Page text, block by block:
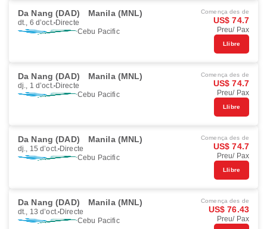
Da Nang (DAD) Manila (MNL)
dt., 6 d’oct. Directe
Cebu Pacific
Comença des de
US$ 74.7
Preu/ Pax
Llibre
Da Nang (DAD) Manila (MNL)
dj., 1 d’oct. Directe
Cebu Pacific
Comença des de
US$ 74.7
Preu/ Pax
Llibre
Da Nang (DAD) Manila (MNL)
dj., 15 d’oct. Directe
Cebu Pacific
Comença des de
US$ 74.7
Preu/ Pax
Llibre
Da Nang (DAD) Manila (MNL)
dt., 13 d’oct. Directe
Cebu Pacific
Comença des de
US$ 76.43
Preu/ Pax